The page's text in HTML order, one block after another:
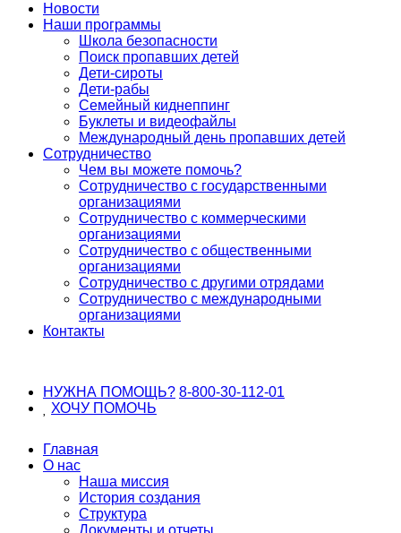
Новости
Наши программы
Школа безопасности
Поиск пропавших детей
Дети-сироты
Дети-рабы
Семейный киднеппинг
Буклеты и видеофайлы
Международный день пропавших детей
Сотрудничество
Чем вы можете помочь?
Сотрудничество с государственными
организациями
Сотрудничество с коммерческими
организациями
Сотрудничество с общественными
организациями
Сотрудничество с другими отрядами
Сотрудничество с международными
организациями
Контакты
НУЖНА ПОМОЩЬ? 8-800-30-112-01
ХОЧУ ПОМОЧЬ
Главная
О нас
Наша миссия
История создания
Структура
Документы и отчеты